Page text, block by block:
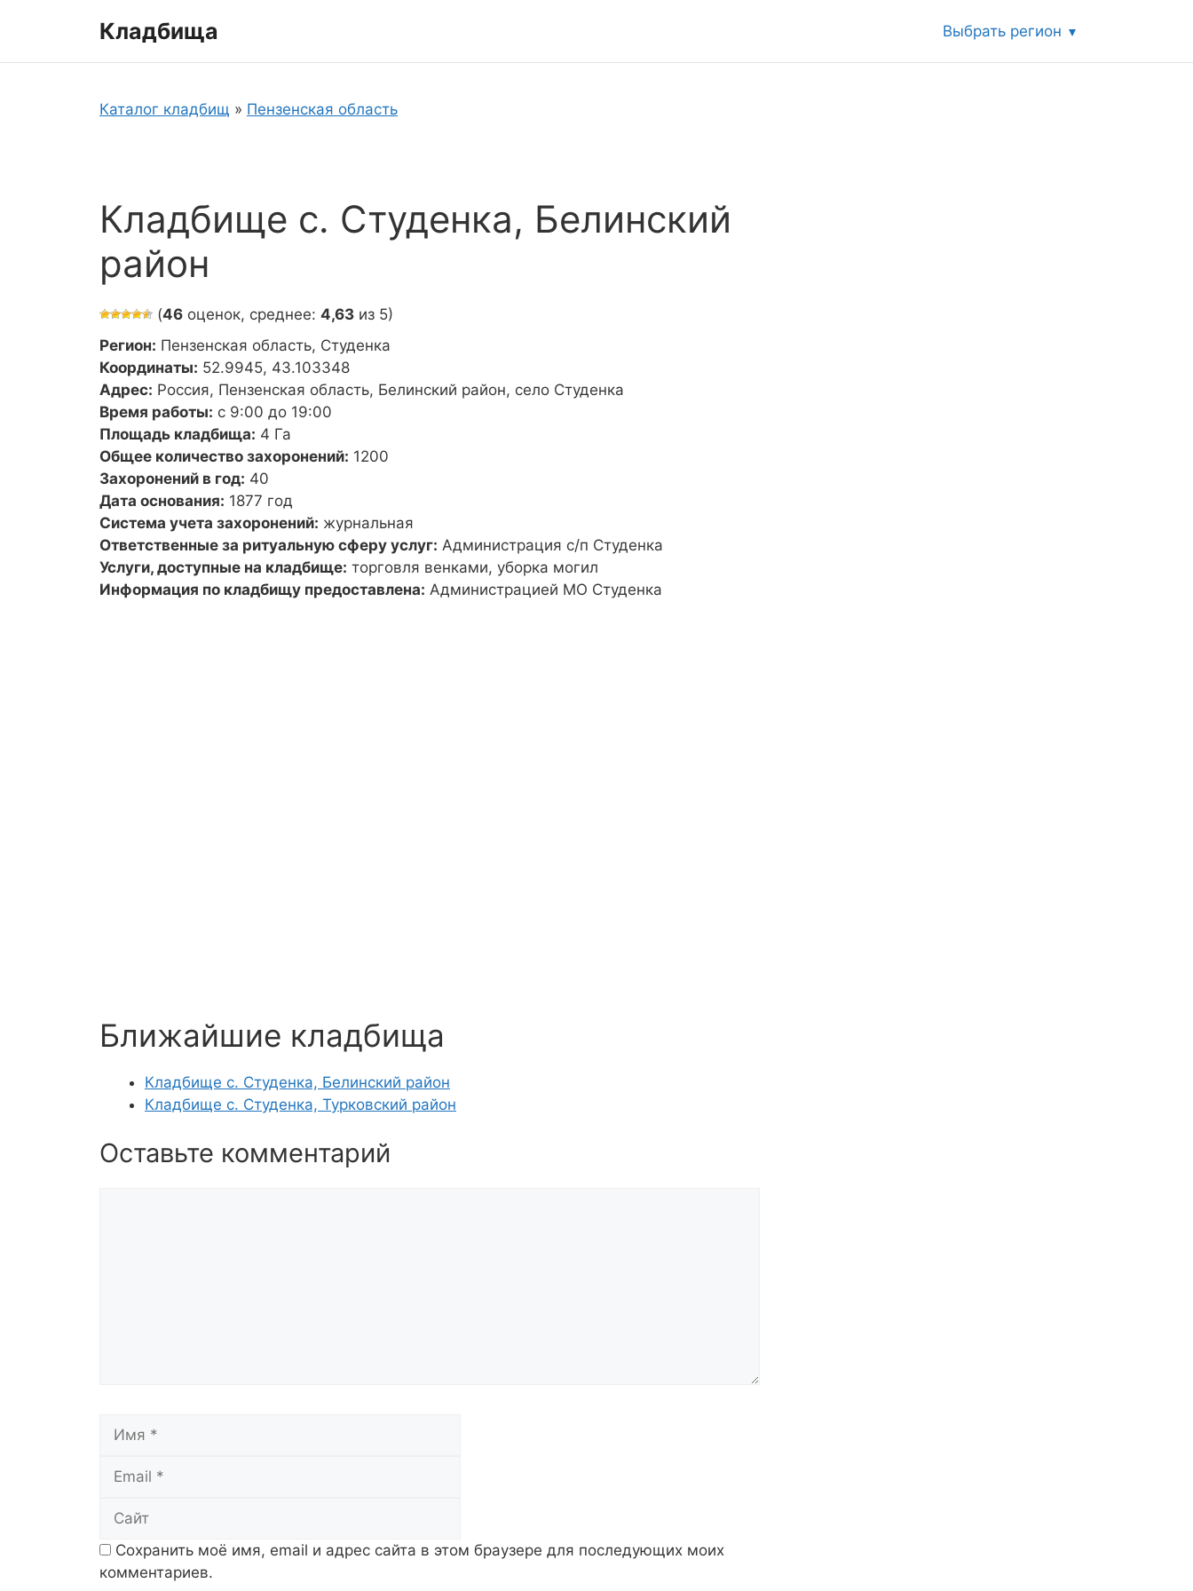
Кладбища Выбрать регион
Каталог кладбищ » Пензенская область
Кладбище с. Студенка, Белинский
район
(46 оценок, среднее: 4,63 из 5)
Регион: Пензенская область, Студенка
Координаты: 52.9945, 43.103348
Адрес: Россия, Пензенская область, Белинский район, село Студенка
Время работы: с 9:00 до 19:00
Площадь кладбища: 4 Га
Общее количество захоронений: 1200
Захоронений в год: 40
Дата основания: 1877 год
Система учета захоронений: журнальная
Ответственные за ритуальную сферу услуг: Администрация с/п Студенка
Услуги, доступные на кладбище: торговля венками, уборка могил
Информация по кладбищу предоставлена: Администрацией МО Студенка
Ближайшие кладбища
Кладбище с. Студенка, Белинский район
Кладбище с. Студенка, Турковский район
Оставьте комментарий
Сохранить моё имя, email и адрес сайта в этом браузере для последующих моих
комментариев.